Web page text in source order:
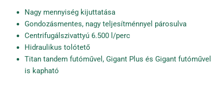
Nagy mennyiség kijuttatása
Gondozásmentes, nagy teljesítménnyel párosulva
Centrifugálszivattyú 6.500 l/perc
Hidraulikus tolótető
Titan tandem futóművel, Gigant Plus és Gigant futóművel
is kapható